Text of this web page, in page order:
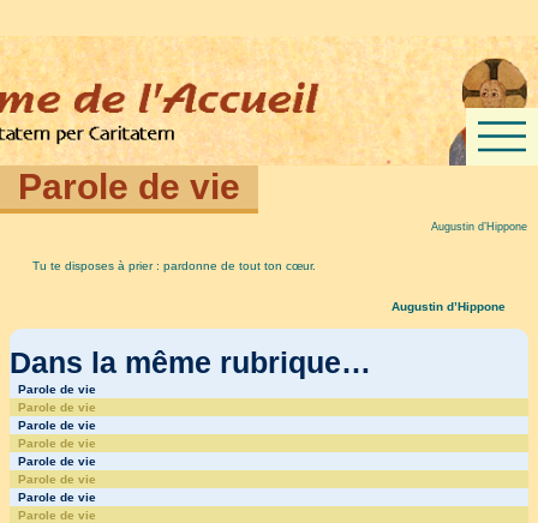
Parole de vie
Augustin d’Hippone
Tu te disposes à prier : pardonne de tout ton cœur.
Augustin d’Hippone
Dans la même rubrique…
Parole de vie
Parole de vie
Parole de vie
Parole de vie
Parole de vie
Parole de vie
Parole de vie
Parole de vie